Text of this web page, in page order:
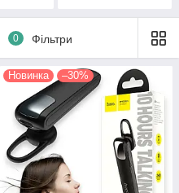
0 Фільтри
Новинка –30%